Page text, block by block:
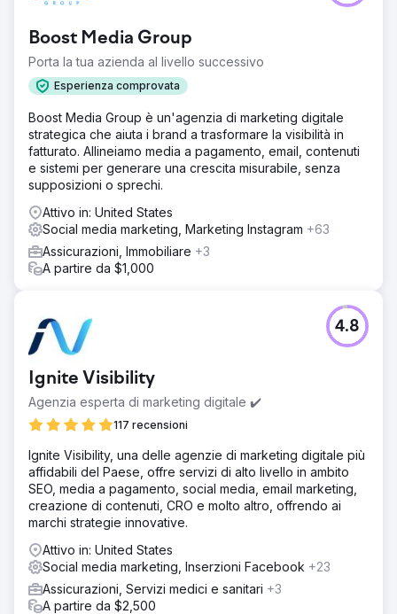
Boost Media Group
Porta la tua azienda al livello successivo
Esperienza comprovata
Boost Media Group è un'agenzia di marketing digitale
strategica che aiuta i brand a trasformare la visibilità in
fatturato. Allineiamo media a pagamento, email, contenuti
e sistemi per generare una crescita misurabile, senza
supposizioni o sprechi.
Attivo in: United States
Social media marketing, Marketing Instagram +63
Assicurazioni, Immobiliare +3
A partire da $1,000
Ignite Visibility
Agenzia esperta di marketing digitale ✔️
117 recensioni
4.8
Ignite Visibility, una delle agenzie di marketing digitale più
affidabili del Paese, offre servizi di alto livello in ambito
SEO, media a pagamento, social media, email marketing,
creazione di contenuti, CRO e molto altro, offrendo ai
marchi strategie innovative.
Attivo in: United States
Social media marketing, Inserzioni Facebook +23
Assicurazioni, Servizi medici e sanitari +3
A partire da $2,500